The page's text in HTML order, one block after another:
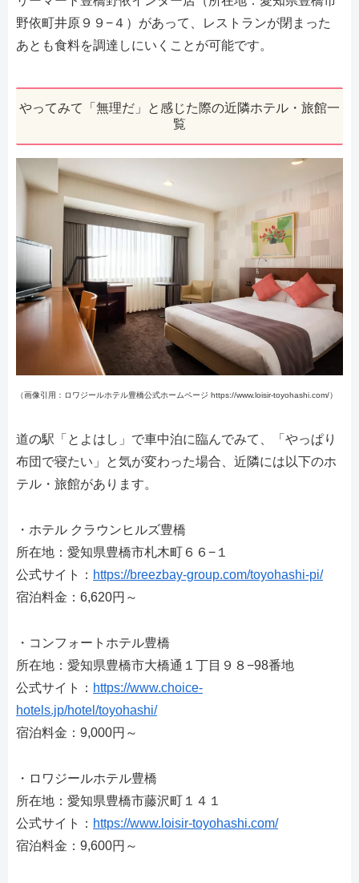
野依町井原９９−４）があって、レストランが閉まった
あとも食料を調達しにいくことが可能です。
やってみて「無理だ」と感じた際の近隣ホテル・旅館一
覧
（画像引用：ロワジールホテル豊橋公式ホームページ https://www.loisir-toyohashi.com/）
道の駅「とよはし」で車中泊に臨んでみて、「やっぱり
布団で寝たい」と気が変わった場合、近隣には以下のホ
テル・旅館があります。
・ホテル クラウンヒルズ豊橋
所在地：愛知県豊橋市札木町６６−１
公式サイト： https://breezbay-group.com/toyohashi-pi/
宿泊料金：6,620円～
・コンフォートホテル豊橋
所在地：愛知県豊橋市大橋通１丁目９８−98番地
公式サイト： https://www.choice-
hotels.jp/hotel/toyohashi/
宿泊料金：9,000円～
・ロワジールホテル豊橋
所在地：愛知県豊橋市藤沢町１４１
公式サイト： https://www.loisir-toyohashi.com/
宿泊料金：9,600円～